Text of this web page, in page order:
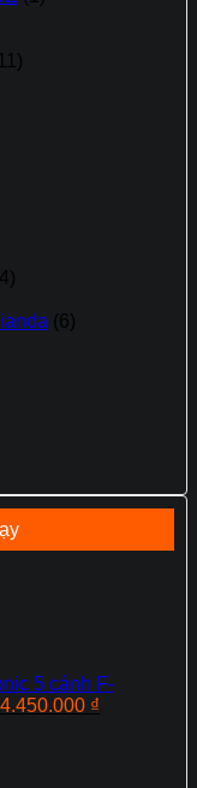
(6)
5 cánh F-
Giá
4.450.000 ₫